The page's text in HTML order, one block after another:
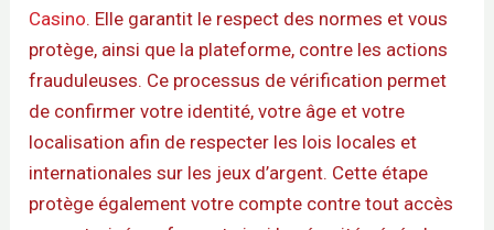
Casino. Elle garantit le respect des normes et vous
protège, ainsi que la plateforme, contre les actions
frauduleuses. Ce processus de vérification permet
de confirmer votre identité, votre âge et votre
localisation afin de respecter les lois locales et
internationales sur les jeux d’argent. Cette étape
protège également votre compte contre tout accès